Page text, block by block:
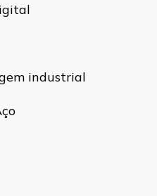
industrial